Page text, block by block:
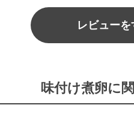
レビューを
味付け煮卵に